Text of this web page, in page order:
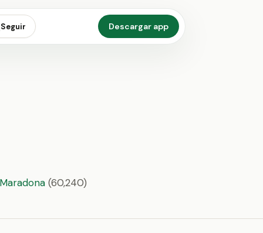
Seguir Descargar app
(60,240)